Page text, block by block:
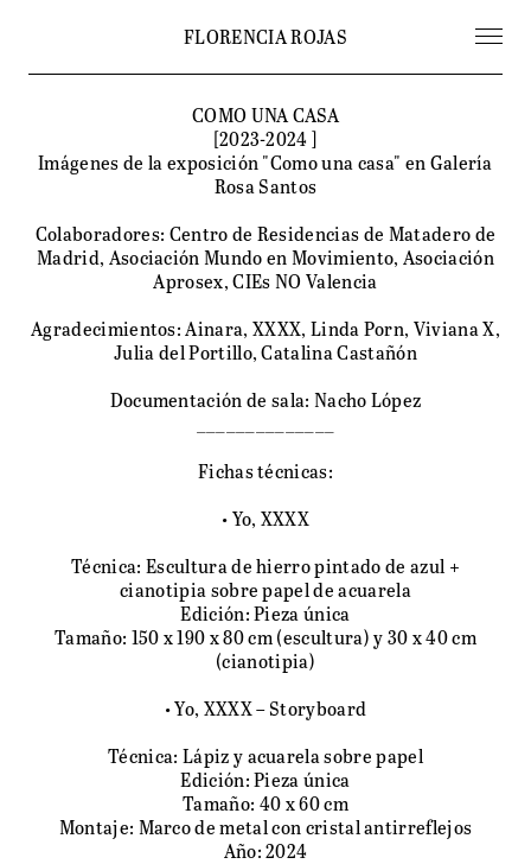
FLORENCIA ROJAS
COMO UNA CASA
[2023-2024 ]
Imágenes de la exposición "Como una casa" en Galería
Rosa Santos
Colaboradores: Centro de Residencias de Matadero de
Madrid, Asociación Mundo en Movimiento, Asociación
Aprosex, CIEs NO Valencia
Agradecimientos: Ainara, XXXX, Linda Porn, Viviana X,
Julia del Portillo, Catalina Castañón
Documentación de sala: Nacho López
Fichas técnicas:
• Yo, XXXX
Técnica: Escultura de hierro pintado de azul +
cianotipia sobre papel de acuarela
Edición: Pieza única
Tamaño: 150 x 190 x 80 cm (escultura) y 30 x 40 cm
(cianotipia)
• Yo, XXXX – Storyboard
Técnica: Lápiz y acuarela sobre papel
Edición: Pieza única
Tamaño: 40 x 60 cm
Montaje: Marco de metal con cristal antirreflejos
Año: 2024